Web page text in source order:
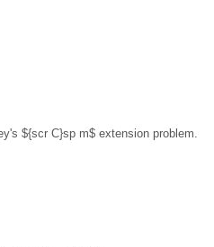
${scr C}sp m$ extension problem.